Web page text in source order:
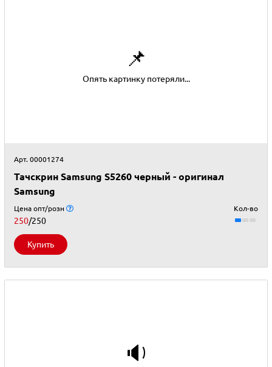
📌
Опять картинку потеряли...
Арт. 00001274
Тачскрин Samsung S5260 черный - оригинал
Samsung
Цена опт/розн
250/250
Кол-во
Купить
🔉